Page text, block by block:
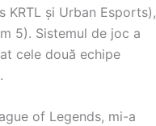
KRTL și Urban Esports),
5). Sistemul de joc a
cele două echipe
of Legends, mi-a